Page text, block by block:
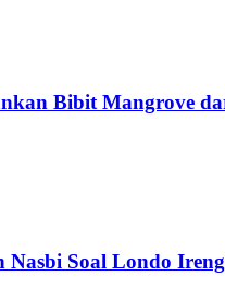
Bibit Mangrove
Soal Londo